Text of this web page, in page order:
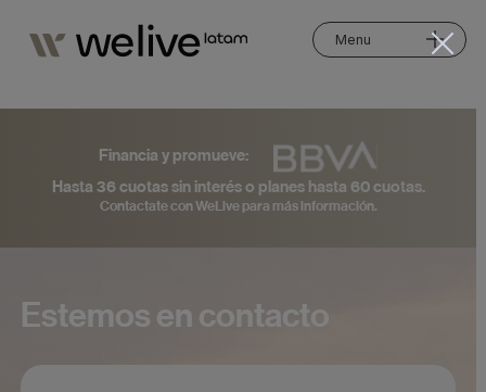
Menu
Financia y promueve:
Hasta 36 cuotas sin interés o planes hasta 60 cuotas.
Contactate con WeLive para más información.
Estemos en contacto